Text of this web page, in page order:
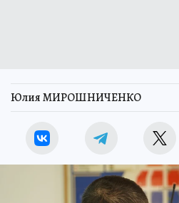
Юлия МИРОШНИЧЕНКО